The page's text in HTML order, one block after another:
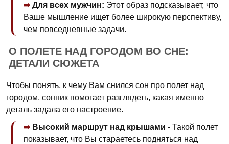
Для всех мужчин: Этот образ подсказывает, что
Ваше мышление ищет более широкую перспективу,
чем повседневные задачи.
О ПОЛЕТЕ НАД ГОРОДОМ ВО СНЕ:
ДЕТАЛИ СЮЖЕТА
Чтобы понять, к чему Вам снился сон про полет над
городом, сонник помогает разглядеть, какая именно
деталь задала его настроение.
Высокий маршрут над крышами - Такой полет
показывает, что Вы стараетесь подняться над